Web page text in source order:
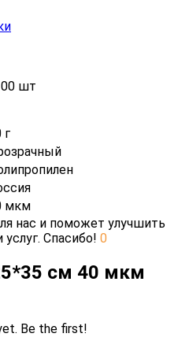
шт
г
мкм
нас и поможет улучшить
Спасибо! 0
см 40 мкм
Be the first!